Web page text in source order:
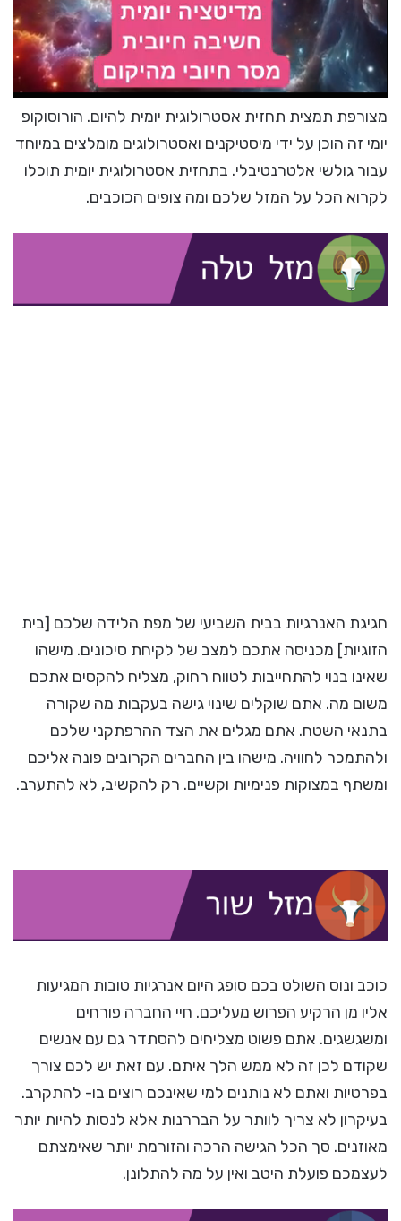
מצורפת תמצית תחזית אסטרולוגית יומית להיום. הורוסוקופ
יומי זה הוכן על ידי מיסטיקנים ואסטרולוגים מומלצים במיוחד
עבור גולשי אלטרנטיבלי. בתחזית אסטרולוגית יומית תוכלו
לקרוא הכל על המזל שלכם ומה צופים הכוכבים.
חגיגת האנרגיות בבית השביעי של מפת הלידה שלכם [בית
הזוגיות] מכניסה אתכם למצב של לקיחת סיכונים. מישהו
שאינו בנוי להתחייבות לטווח רחוק, מצליח להקסים אתכם
משום מה. אתם שוקלים שינוי גישה בעקבות מה שקורה
בתנאי השטח. אתם מגלים את הצד ההרפתקני שלכם
ולהתמכר לחוויה. מישהו בין החברים הקרובים פונה אליכם
ומשתף במצוקות פנימיות וקשיים. רק להקשיב, לא להתערב.
כוכב ונוס השולט בכם סופג היום אנרגיות טובות המגיעות
אליו מן הרקיע הפרוש מעליכם. חיי החברה פורחים
ומשגשגים. אתם פשוט מצליחים להסתדר גם עם אנשים
שקודם לכן זה לא ממש הלך איתם. עם זאת יש לכם צורך
בפרטיות ואתם לא נותנים למי שאינכם רוצים בו- להתקרב.
בעיקרון לא צריך לוותר על הבררנות אלא לנסות להיות יותר
מאוזנים. סך הכל הגישה הרכה והזורמת יותר שאימצתם
לעצמכם פועלת היטב ואין על מה להתלונן.